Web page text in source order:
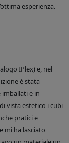
esperienza.
IPlex) e, nel
è stata
e in
vista estetico i cubi
pratici e
mi ha lasciato